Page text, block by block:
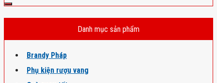
Danh mục sản phẩm
Brandy Pháp
Phụ kiện rượu vang